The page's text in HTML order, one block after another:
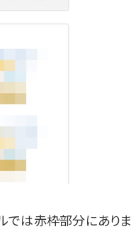
では赤枠部分にありま